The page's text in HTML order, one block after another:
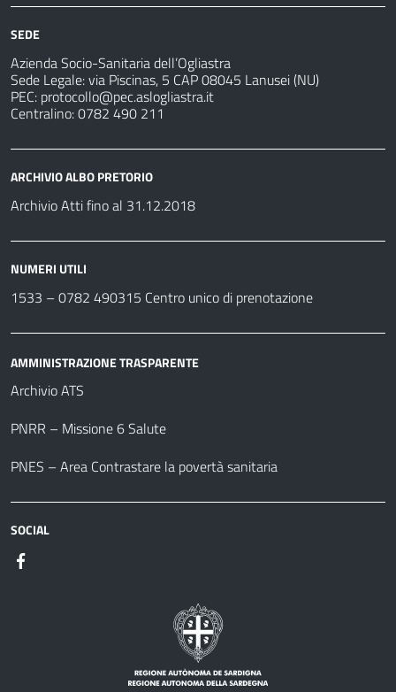
SEDE
Azienda Socio-Sanitaria dell’Ogliastra
Sede Legale: via Piscinas, 5 CAP 08045 Lanusei (NU)
PEC: protocollo@pec.aslogliastra.it
Centralino: 0782 490 211
ARCHIVIO ALBO PRETORIO
Archivio Atti fino al 31.12.2018
NUMERI UTILI
1533 – 0782 490315 Centro unico di prenotazione
AMMINISTRAZIONE TRASPARENTE
Archivio ATS
PNRR – Missione 6 Salute
PNES – Area Contrastare la povertà sanitaria
SOCIAL